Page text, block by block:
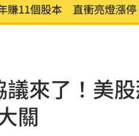
賺11個股本 直衝亮燈漲停
智！「1動作」精華全沒了
逝！生前露疤痕走秀看哭網
餐點！他發文討拍反被打臉
議來了！美
關